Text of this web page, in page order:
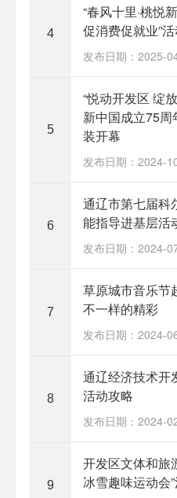
4
“春风十里·桃
促消费促就业”
发布日期：2025-
5
“悦动开发区 绽
新中国成立75
装开幕
发布日期：2024-
6
通辽市第七届科
能指导进基层活
发布日期：2024-
7
草原城市音乐节
不一样的精彩
发布日期：2024-
8
通辽经济技术开
活动攻略
发布日期：2024-
9
开发区文体和
冰雪趣味运动会